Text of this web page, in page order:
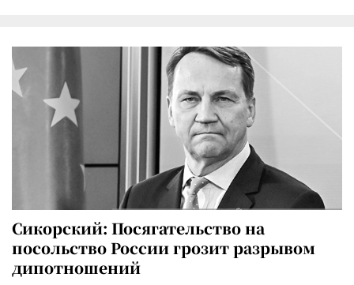
Сикорский: Посягательство на
посольство России грозит разрывом
дипотношений